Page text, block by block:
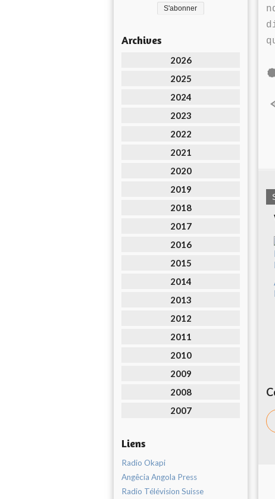
Archives
2026
2025
2024
2023
2022
2021
2020
2019
2018
2017
2016
2015
2014
2013
2012
2011
2010
2009
2008
2007
Liens
Radio Okapi
Angêcia Angola Press
Radio Télévision Suisse